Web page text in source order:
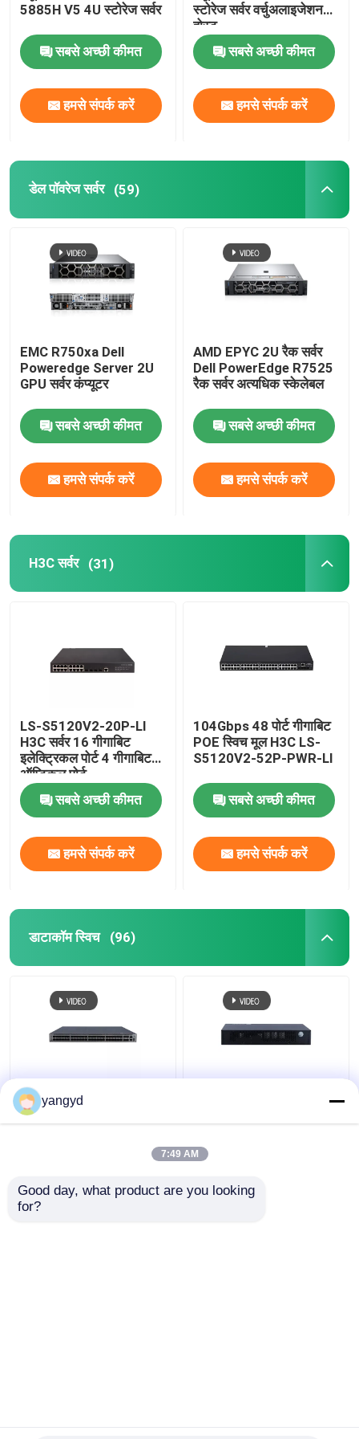
आंतरिक हार्ड ड्राइव एसएसडी
Geforce ग्राफिक कार्ड
सर्वर मेमोरी रैम
रीफर्बिश्ड स्टोरेज सर्वर
एसएफपी ट्रांसीवर मॉड्यूल
फाइबर चैनल स्विच
5885H V5 4U स्टोरेज सर्वर
सबसे अच्छी कीमत
हमसे संपर्क करें
स्टोरेज सर्वर वर्चुअलाइजेशन
होस्ट
सबसे अच्छी कीमत
हमसे संपर्क करें
डेल पॉवरेज सर्वर (59)
EMC R750xa Dell
Poweredge Server 2U
GPU सर्वर कंप्यूटर
सबसे अच्छी कीमत
हमसे संपर्क करें
AMD EPYC 2U रैक सर्वर
Dell PowerEdge R7525
रैक सर्वर अत्यधिक स्केलेबल
सबसे अच्छी कीमत
हमसे संपर्क करें
H3C सर्वर (31)
LS-S5120V2-20P-LI
H3C सर्वर 16 गीगाबिट
इलेक्ट्रिकल पोर्ट 4 गीगाबिट
ऑप्टिकल पोर्ट
सबसे अच्छी कीमत
हमसे संपर्क करें
104Gbps 48 पोर्ट गीगाबिट
POE स्विच मूल H3C LS-
S5120V2-52P-PWR-LI
सबसे अच्छी कीमत
हमसे संपर्क करें
डाटाकॉम स्विच (96)
CloudEngine S5731-H
स्विच POE++ 44xGE SFP
SFP PoE+ डेटाकॉम स्विच 8
S5731-L
yangyd
7:49 AM
Good day, what product are you looking
for?